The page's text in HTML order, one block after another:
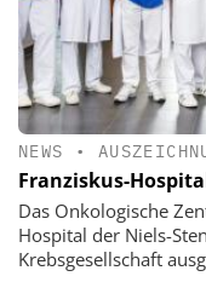
NEWS •
Franziskus-
Das Onkologische
Hospital der Niels-
Krebsgesellschaft